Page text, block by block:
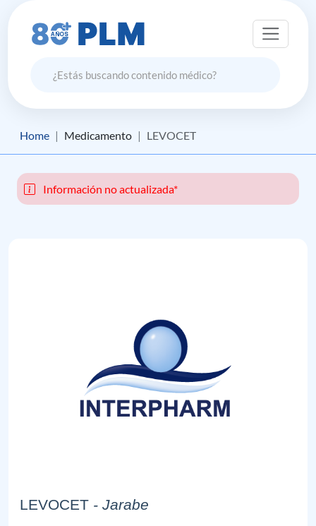
Home Medicamento LEVOCET
Información no actualizada*
LEVOCET - Jarabe